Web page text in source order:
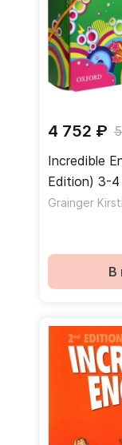
4 752 ₽
Incredible
Edition) 3-4
Resource
Grainger
В